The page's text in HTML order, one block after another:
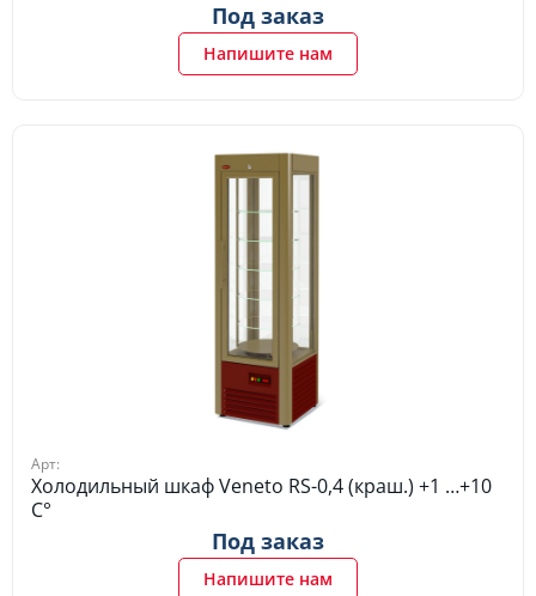
Под заказ
Напишите нам
Арт:
Холодильный шкаф Veneto RS-0,4 (краш.) +1 …+10
C°
Под заказ
Напишите нам